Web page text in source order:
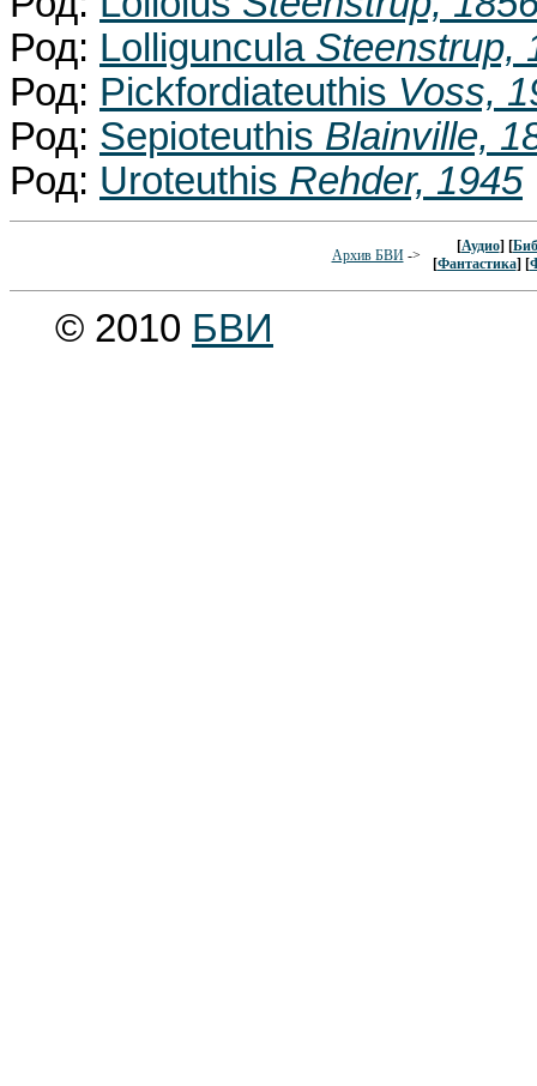
Род: Lolliguncula Steenstrup,
Род: Pickfordiateuthis Voss,
Род: Sepioteuthis Blainville,
Род: Uroteuthis Rehder, 1945
Архив БВИ->
[Аудио] [
[Фантастика] [
© 2010 БВИ